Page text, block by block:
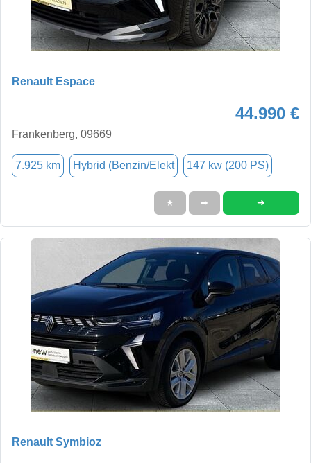
Renault Espace
44.990 €
Frankenberg, 09669
7.925 km Hybrid (Benzin/Elekt 147 kw (200 PS)
★ ➦ ➜
Renault Symbioz